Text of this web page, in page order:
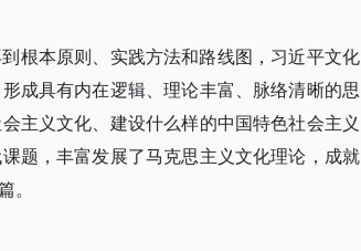
根本原则、实践方法和路线图，习近平文化
成具有内在逻辑、理论丰富、脉络清晰的思
主义文化、建设什么样的中国特色社会主义
题，丰富发展了马克思主义文化理论，成就